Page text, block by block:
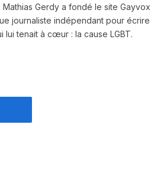
Mathias Gerdy a fondé le site Gayvox
journaliste indépendant pour écrire
lui tenait à cœur : la cause LGBT.